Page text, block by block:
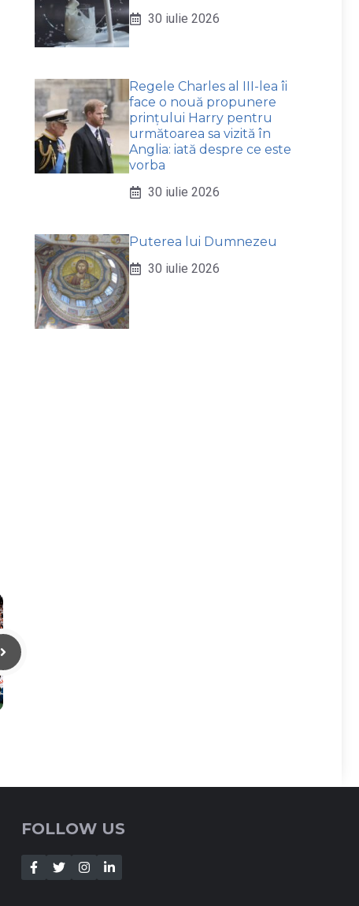
30 iulie 2026
Regele Charles al III-lea îi
face o nouă propunere
prințului Harry pentru
următoarea sa vizită în
Anglia: iată despre ce este
vorba
30 iulie 2026
Puterea lui Dumnezeu
30 iulie 2026
FOLLOW US